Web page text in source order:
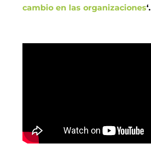
cambio en las organizaciones‘.